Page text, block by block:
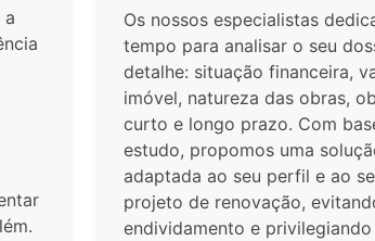
a
Os nossos especialistas
tempo para analisar o seu
detalhe: situação financeira,
imóvel, natureza das obras,
curto e longo prazo. Com
estudo, propomos uma
adaptada ao seu perfil e ao
projeto de renovação,
endividamento e privilegiando